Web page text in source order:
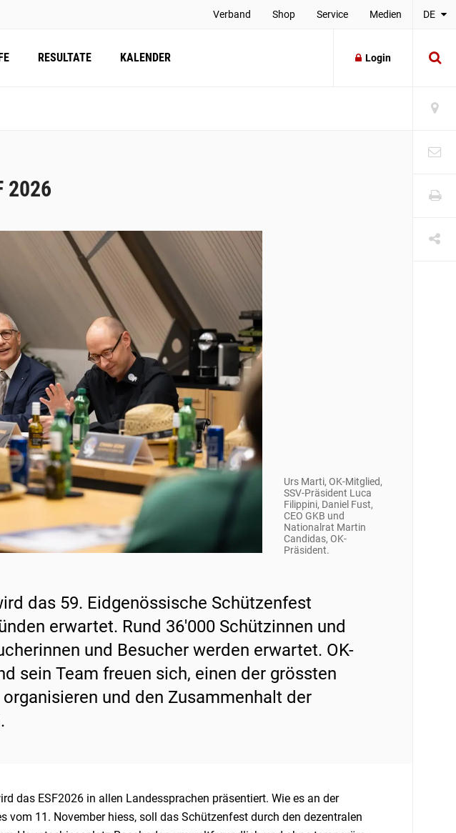
Verband Shop Service Medien DE
RESULTATE KALENDER Login
2026
Urs Marti, OK-Mitglied,
SSV-Präsident Luca
Filippini, Daniel Fust,
CEO GKB und
Nationalrat Martin
Candidas, OK-
Präsident.
das 59. Eidgenössische Schützenfest
erwartet. Rund 36'000 Schützinnen und
und Besucher werden erwartet. OK-
sein Team freuen sich, einen der grössten
und den Zusammenhalt der
das ESF2026 in allen Landessprachen präsentiert. Wie es an der
vom 11. November hiess, soll das Schützenfest durch den dezentralen